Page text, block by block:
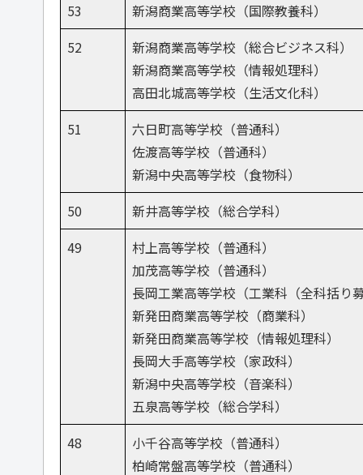
53
新潟商業高等学校（国際教養科）
52
新潟商業高等学校（総合ビジネス科）
新潟商業高等学校（情報処理科）
高田北城高等学校（生活文化科）
51
六日町高等学校（普通科）
佐渡高等学校（普通科）
新潟中央高等学校（食物科）
50
新井高等学校（総合学科）
49
村上高等学校（普通科）
加茂高等学校（普通科）
長岡工業高等学校（工業科（全科括り
新発田商業高等学校（商業科）
新発田商業高等学校（情報処理科）
長岡大手高等学校（家政科）
新潟中央高等学校（音楽科）
五泉高等学校（総合学科）
48
小千谷高等学校（普通科）
柏崎常盤高等学校（普通科）